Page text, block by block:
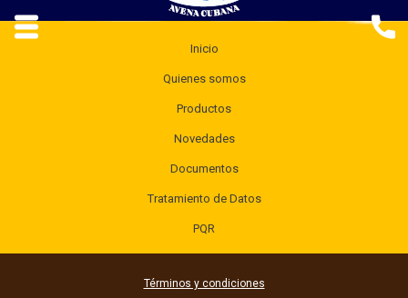
Inicio
Quienes somos
Productos
Novedades
Documentos
Tratamiento de Datos
PQR
Términos y condiciones